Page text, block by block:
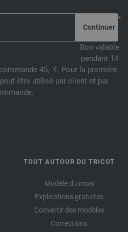
*
Bon valable
pendant 14
45,- €. Pour la première
être utilisé par client et par
TOUT AUTOUR DU TRICOT
Modèle du mois
Explications gratuites
Convertir des modèles
Corrections